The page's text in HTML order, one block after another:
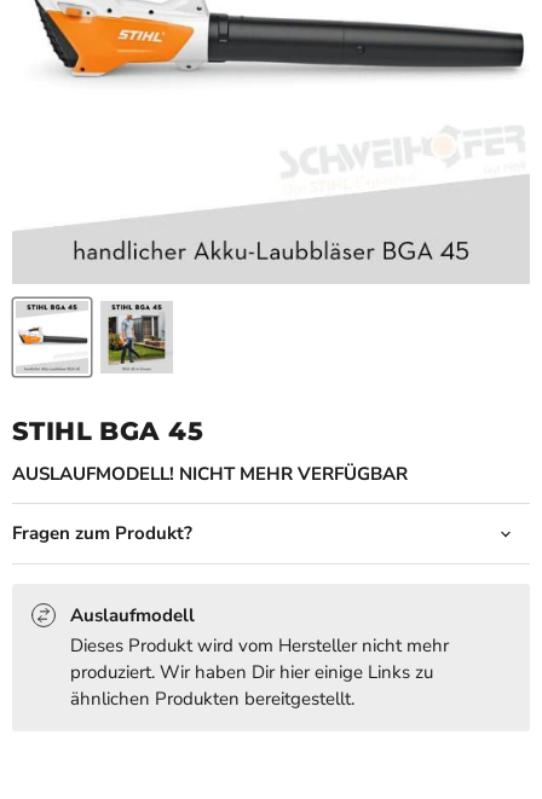
STIHL BGA 45
AUSLAUFMODELL! NICHT MEHR VERFÜGBAR
Fragen zum Produkt?
Auslaufmodell
Dieses Produkt wird vom Hersteller nicht mehr
produziert. Wir haben Dir hier einige Links zu
ähnlichen Produkten bereitgestellt.